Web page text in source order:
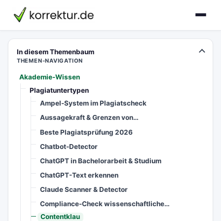
korrektur.de
In diesem Themenbaum
THEMEN-NAVIGATION
Akademie-Wissen
Plagiatuntertypen
Ampel-System im Plagiatscheck
Aussagekraft & Grenzen von…
Beste Plagiatsprüfung 2026
Chatbot-Detector
ChatGPT in Bachelorarbeit & Studium
ChatGPT-Text erkennen
Claude Scanner & Detector
Compliance-Check wissenschaftliche…
Contentklau